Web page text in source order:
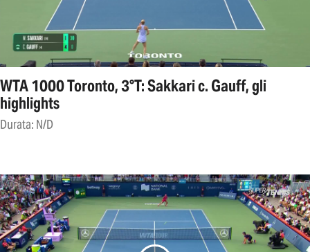
WTA 1000 Toronto, 3°T: Sakkari c. Gauff, gli
highlights
Durata: N/D